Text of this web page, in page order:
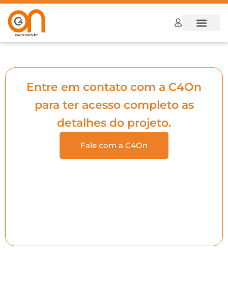
Entre em contato com a C4On
para ter acesso completo as
detalhes do projeto.
Fale com a C4On